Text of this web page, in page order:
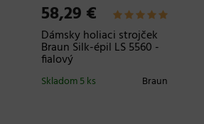
58,29 €
Dámsky holiaci strojček
Braun Silk-épil LS 5560 -
fialový
Braun
Skladom 5 ks